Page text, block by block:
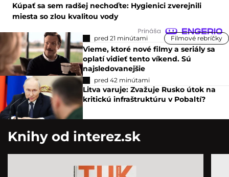
Kúpať sa sem radšej nechoďte: Hygienici zverejnili
miesta so zlou kvalitou vody
pred 21 minútami Filmové rebríčky
Vieme, ktoré nové filmy a seriály sa
oplatí vidieť tento víkend. Sú
najsledovanejšie
pred 42 minútami
Litva varuje: Zvažuje Rusko útok na
kritickú infraštruktúru v Pobaltí?
Knihy od interez.sk